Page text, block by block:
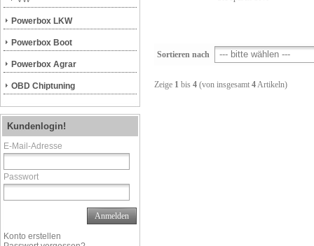
Sortieren nach
Zeige 1 bis 4 (von insgesamt 4Artikeln)
Powerbox LKW
Powerbox Boot
Powerbox Agrar
OBD Chiptuning
Kundenlogin!
E-Mail-Adresse
Passwort
Anmelden
Konto erstellen